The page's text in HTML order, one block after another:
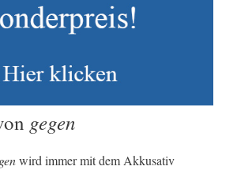
gegen
wird immer mit dem Akkusativ